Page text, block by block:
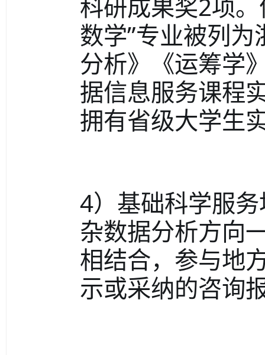
科研成果奖2项
数学”专业被列
分析》《运筹学
据信息服务课程
拥有省级大学生
4）基础科学服
杂数据分析方向
相结合，参与地
示或采纳的咨询